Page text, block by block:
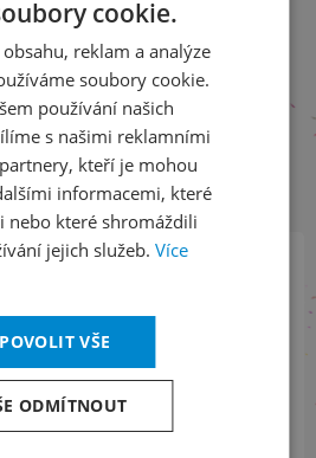
hlasy/
hlasy/
první v obraze
NEWSLETTER
ENGLISH
cookie.
reklam a analýze
soubory cookie.
používání našich
s našimi reklamními
kteří je mohou
informacemi, které
nebo které shromáždili
jejich služeb. Více
POVOLIT VŠE
ODMÍTNOUT